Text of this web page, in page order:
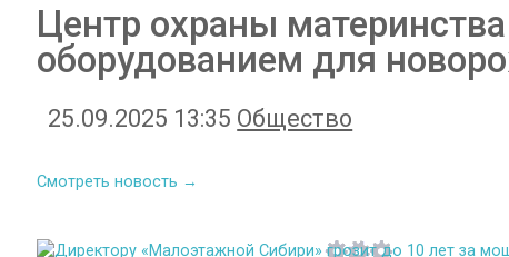
Центр охраны
оборудованием для
25.09.2025 13:35 Общество
Смотреть новость →